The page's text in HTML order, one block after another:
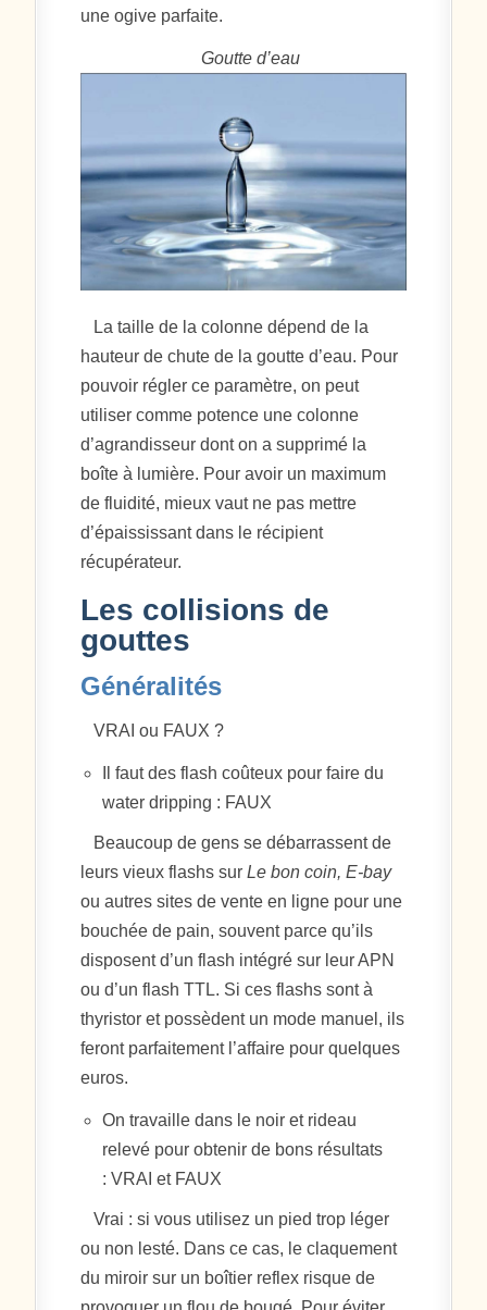
une ogive parfaite.
Goutte d’eau
La taille de la colonne dépend de la
hauteur de chute de la goutte d’eau. Pour
pouvoir régler ce paramètre, on peut
utiliser comme potence une colonne
d’agrandisseur dont on a supprimé la
boîte à lumière. Pour avoir un maximum
de fluidité, mieux vaut ne pas mettre
d’épaississant dans le récipient
récupérateur.
Les collisions de
gouttes
Généralités
VRAI ou FAUX ?
Il faut des flash coûteux pour faire du
water dripping : FAUX
Beaucoup de gens se débarrassent de
leurs vieux flashs surLe bon coin, E-bay
ou autres sites de vente en ligne pour une
bouchée de pain, souvent parce qu’ils
disposent d’un flash intégré sur leur APN
ou d’un flash TTL. Si ces flashs sont à
thyristor et possèdent un mode manuel, ils
feront parfaitement l’affaire pour quelques
euros.
On travaille dans le noir et rideau
relevé pour obtenir de bons résultats
: VRAI et FAUX
Vrai : si vous utilisez un pied trop léger
ou non lesté. Dans ce cas, le claquement
du miroir sur un boîtier reflex risque de